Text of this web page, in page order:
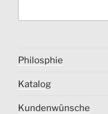
Philosphie
Katalog
Kundenwünsche